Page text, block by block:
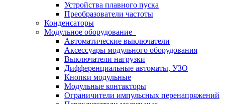
Устройства плавного пуска
Преобразователи частоты
Конденсаторы
Модульное оборудование
Автоматические выключатели
Аксессуары модульного оборудования
Выключатели нагрузки
Дифференциальные автоматы, УЗО
Кнопки модульные
Модульные контакторы
Ограничители импульсных перенапряжений